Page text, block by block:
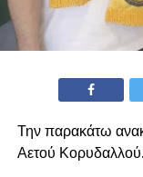
Την παρακάτω
Αετού Κορυδαλλού.